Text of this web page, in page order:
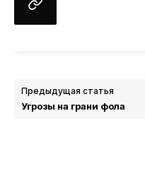
Предыдущая статья
Угрозы на грани фола